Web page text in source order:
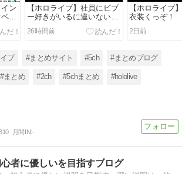
ン
す
【ホロライブ】社員にビブ
ー好きがいるに違いない
（確信
26時間前
【ホロライブ
衣装くっぞ！
2日前
ブ #まとめサイト #5ch #まとめブログ
#まとめ #2ch #5chまとめ #hololive
月間IN:-
者に優しいを目指すブログ